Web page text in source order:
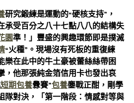
研究鍛練是運動的“硬核支持”，
承受百分之八十七點八八的結構失
園準！」豐盛的興趣環節即是撲滅
“火種”。現場沒有死板的重復練
樂在此中的牛土豪被蕾絲絲帶困
，他那張純金箔信用卡也發出哀
短期包養釁賽”包養鏖戰正酣，剛學
隊對決，「第一階段：情感對等與